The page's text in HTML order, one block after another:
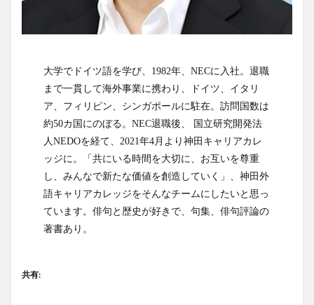
大学でドイツ語を学び、 1982年、 NECに入社。退職
まで一貫して海外事業に携わり、ドイツ、イタリ
ア、フィリピン、シンガポールに駐在。訪問国数は
約50カ国にのぼる。 NEC退職後、 国立研究開発法
人NEDOを経て、 2021年4月より神田キャリアカレ
ッジに。「共にいる時間を大切に、お互いを尊重
し、みんなで新たな価値を創造していく」、神田外
語キャリアカレッジをそんなチームにしたいと思っ
ています。俳句と歴史が好きで、句集、俳句評論の
著書あり。
共有: